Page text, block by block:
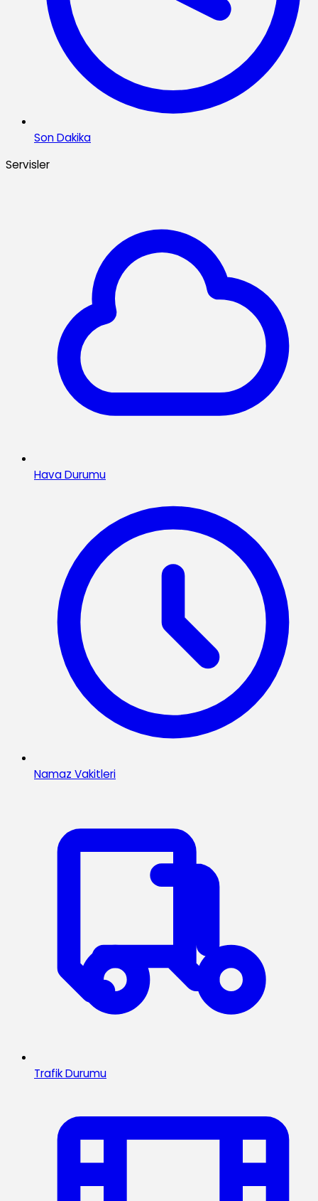
Son Dakika
Servisler
Hava Durumu
Namaz Vakitleri
Trafik Durumu